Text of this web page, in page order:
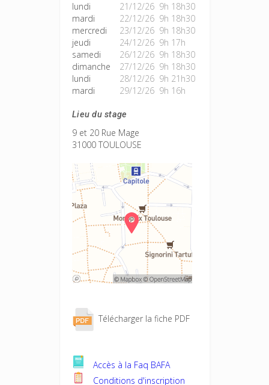
lundi
21/12/26 9h 18h30
mardi
22/12/26 9h 18h30
mercredi
23/12/26 9h 18h30
jeudi
24/12/26 9h 17h
samedi
26/12/26 9h 18h30
dimanche
27/12/26 9h 18h30
lundi
28/12/26 9h 21h30
mardi
29/12/26 9h 16h
Lieu du stage
9 et 20 Rue Mage
31000 TOULOUSE
Télécharger la fiche PDF
Accès à la Faq BAFA
Conditions d'inscription